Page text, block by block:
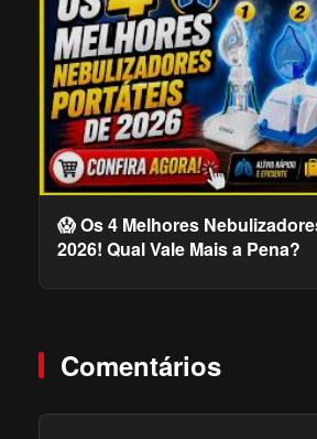
😱 Os 4 Melhores
2026! Qual Vale Mais a Pena?
Comentários